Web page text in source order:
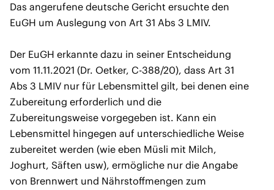
Das angerufene deutsche Gericht ersuchte den
EuGH um Auslegung von Art 31 Abs 3 LMIV.
Der EuGH erkannte dazu in seiner Entscheidung
vom 11.11.2021 (Dr. Oetker, C-388/20), dass Art 31
Abs 3 LMIV nur für Lebensmittel gilt, bei denen eine
Zubereitung erforderlich und die
Zubereitungsweise vorgegeben ist. Kann ein
Lebensmittel hingegen auf unterschiedliche Weise
zubereitet werden (wie eben Müsli mit Milch,
Joghurt, Säften usw), ermögliche nur die Angabe
von Brennwert und Nährstoffmengen zum